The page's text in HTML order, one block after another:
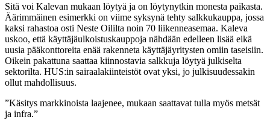
Sitä voi Kalevan mukaan löytyä ja on löytynytkin monesta paikasta.
Äärimmäinen esimerkki on viime syksynä tehty salkkukauppa, jossa
kaksi rahastoa osti Neste Oililta noin 70 liikenneasemaa. Kaleva
uskoo, että käyttäjäulkoistuskauppoja nähdään edelleen lisää eikä
uusia pääkonttoreita enää rakenneta käyttäjäyritysten omiin taseisiin.
Oikein pakattuna saattaa kiinnostavia salkkuja löytyä julkiselta
sektorilta. HUS:in sairaalakiinteistöt ovat yksi, jo julkisuudessakin
ollut mahdollisuus.
”Käsitys markkinoista laajenee, mukaan saattavat tulla myös metsät
ja infra.”